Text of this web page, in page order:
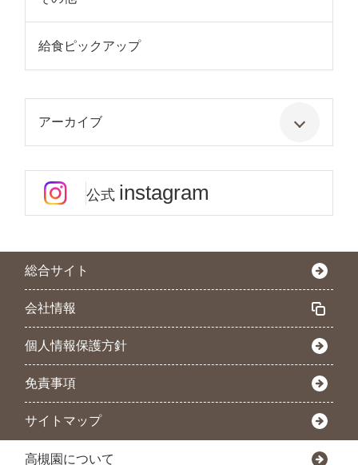
給食ピックアップ
アーカイブ
公式 instagram
総合サイト
会社情報
個人情報保護方針
免責事項
サイトマップ
高槻園について